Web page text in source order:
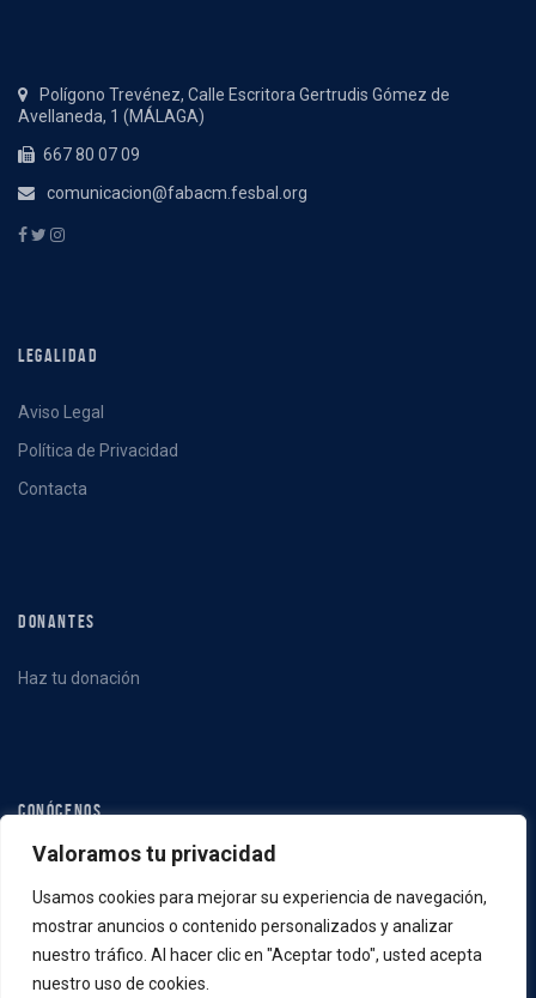
Valoramos tu privacidad
Usamos cookies para mejorar su experiencia de navegación,
mostrar anuncios o contenido personalizados y analizar
nuestro tráfico. Al hacer clic en "Aceptar todo", usted acepta
nuestro uso de cookies.
Polígono Trevénez, Calle Escritora Gertrudis Gómez de
Avellaneda, 1 (MÁLAGA)
667 80 07 09
comunicacion@fabacm.fesbal.org
LEGALIDAD
Aviso Legal
Política de Privacidad
Contacta
DONANTES
Haz tu donación
CONÓCENOS
Qué hacemos
Quiénes somos